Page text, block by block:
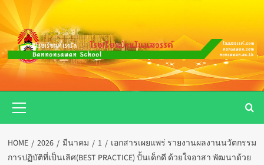
Skip
content
Menu
HOME 2026 มีนาคม 1
เอกสารเผยแพร่ รายงานผลงานนวัตกรรม
การปฏิบัติที่เป็นเลิศ(BEST PRACTICE) ปั้นเด็กดี ด้วยใจอาสา พัฒนาด้วย